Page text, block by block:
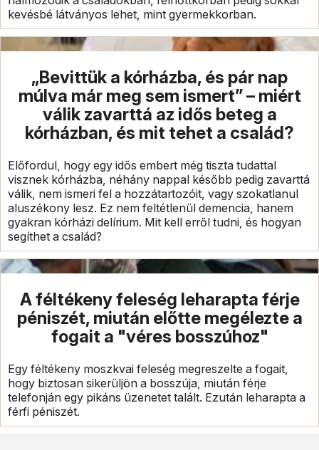
kevésbé látványos lehet, mint gyermekkorban.
„Bevittük a kórházba, és pár nap
múlva már meg sem ismert” – miért
válik zavarttá az idős beteg a
kórházban, és mit tehet a család?
Előfordul, hogy egy idős embert még tiszta tudattal
visznek kórházba, néhány nappal később pedig zavarttá
válik, nem ismeri fel a hozzátartozóit, vagy szokatlanul
aluszékony lesz. Ez nem feltétlenül demencia, hanem
gyakran kórházi delírium. Mit kell erről tudni, és hogyan
segíthet a család?
A féltékeny feleség leharapta férje
péniszét, miután előtte megélezte a
fogait a "véres bosszúhoz"
Egy féltékeny moszkvai feleség megreszelte a fogait,
hogy biztosan sikerüljön a bosszúja, miután férje
telefonján egy pikáns üzenetet talált. Ezután leharapta a
férfi péniszét.